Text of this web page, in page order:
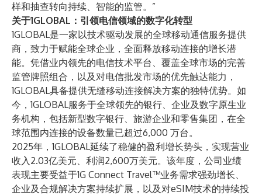
样和抽查转向持续、智能的监管。”
关于1GLOBAL：引领电信领域的数字化转型
1GLOBAL是一家以技术驱动发展的全球移动通信服务提供
商，致力于赋能全球企业，全面释放移动连接的增长潜
能。凭借业内领先的电信技术平台、覆盖全球市场的完善
监管牌照组合，以及对电信批发市场的优先触达能力，
1GLOBAL具备提供无缝移动连接解决方案的独特优势。如
今，1GLOBAL服务于全球领先的银行、企业及数字原生业
务机构，包括新型数字银行、旅游企业和零售集团，在全
球范围内连接的设备数量已超过6,000 万台。
2025年，1GLOBAL延续了稳健的盈利增长势头，实现营业
收入2.03亿美元、利润2,600万美元。该年度，公司业绩
表现主要受益于1G Connect Travel™业务需求强劲增长、
企业及合规解决方案持续扩展，以及对eSIM技术的持续投